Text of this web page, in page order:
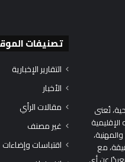
تُعنى
مع
تصنيفات
التقارير الإخبارية
الأخبار
مقالات الرأي
غير مصنف
اقتباسات وإضاءات